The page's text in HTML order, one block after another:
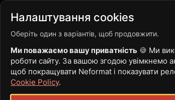
Війна
LIZA
Налаштування cookies
Оберіть один з варіантів, щоб продовжити.
Ми поважаємо вашу приватність 🍪 Ми
роботи сайту. За вашою згодою увімкнемо
щоб покращувати Neformat і показувати
Cookie Policy.